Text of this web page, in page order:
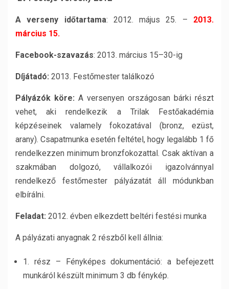
A verseny időtartama: 2012. május 25. – 2013.
március 15.
Facebook-szavazás: 2013. március 15–30-ig
Díjátadó: 2013. Festőmester találkozó
Pályázók köre: A versenyen országosan bárki részt
vehet, aki rendelkezik a Trilak Festőakadémia
képzéseinek valamely fokozatával (bronz, ezüst,
arany). Csapatmunka esetén feltétel, hogy legalább 1 fő
rendelkezzen minimum bronzfokozattal. Csak aktívan a
szakmában dolgozó, vállalkozói igazolvánnyal
rendelkező festőmester pályázatát áll módunkban
elbírálni.
Feladat: 2012. évben elkezdett beltéri festési munka
A pályázati anyagnak 2 részből kell állnia:
1. rész – Fényképes dokumentáció: a befejezett
munkáról készült minimum 3 db fénykép.